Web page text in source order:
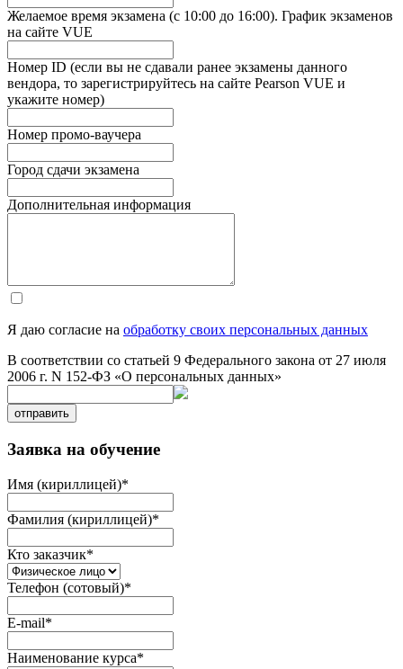
Желаемое время экзамена (с 10:00 до 16:00). График экзаменов
на сайте VUE
Номер ID (если вы не сдавали ранее экзамены данного
вендора, то зарегистрируйтесь на сайте Pearson VUE и
укажите номер)
Номер промо-ваучера
Город сдачи экзамена
Дополнительная информация
Я даю согласие на обработку своих персональных данных
В соответствии со статьей 9 Федерального закона от 27 июля
2006 г. N 152-ФЗ «О персональных данных»
отправить
Заявка на обучение
Имя (кириллицей)*
Фамилия (кириллицей)*
Кто заказчик*
Телефон (сотовый)*
E-mail*
Наименование курса*